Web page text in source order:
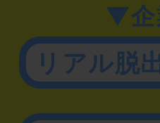
▼企
リアル脱